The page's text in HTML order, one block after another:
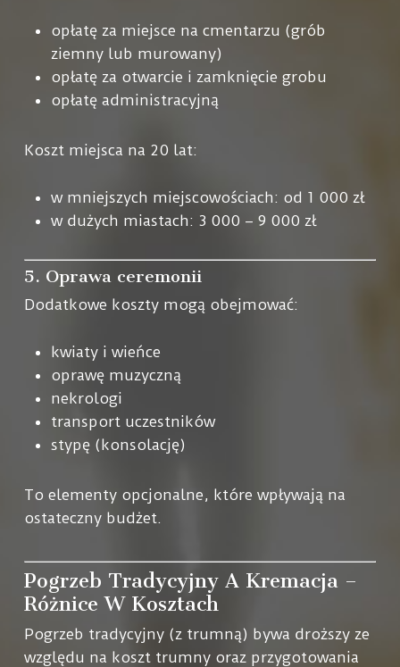
opłatę za miejsce na cmentarzu (grób
ziemny lub murowany)
opłatę za otwarcie i zamknięcie grobu
opłatę administracyjną
Koszt miejsca na 20 lat:
w mniejszych miejscowościach: od 1 000 zł
w dużych miastach: 3 000 – 9 000 zł
5. Oprawa ceremonii
Dodatkowe koszty mogą obejmować:
kwiaty i wieńce
oprawę muzyczną
nekrologi
transport uczestników
stypę (konsolację)
To elementy opcjonalne, które wpływają na
ostateczny budżet.
Pogrzeb Tradycyjny A Kremacja –
Różnice W Kosztach
Pogrzeb tradycyjny (z trumną) bywa droższy ze
względu na koszt trumny oraz przygotowania